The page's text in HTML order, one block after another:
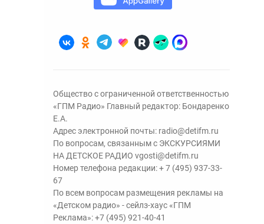
Общество с ограниченной ответственностью
«ГПМ Радио» Главный редактор: Бондаренко
Е.А.
Адрес электронной почты: radio@detifm.ru
По вопросам, связанным с ЭКСКУРСИЯМИ
НА ДЕТСКОЕ РАДИО vgosti@detifm.ru
Номер телефона редакции:+ 7 (495) 937-33-
67
По всем вопросам размещения рекламы на
«Детском радио» - сейлз-хаус «ГПМ
Реклама»:+7 (495) 921-40-41